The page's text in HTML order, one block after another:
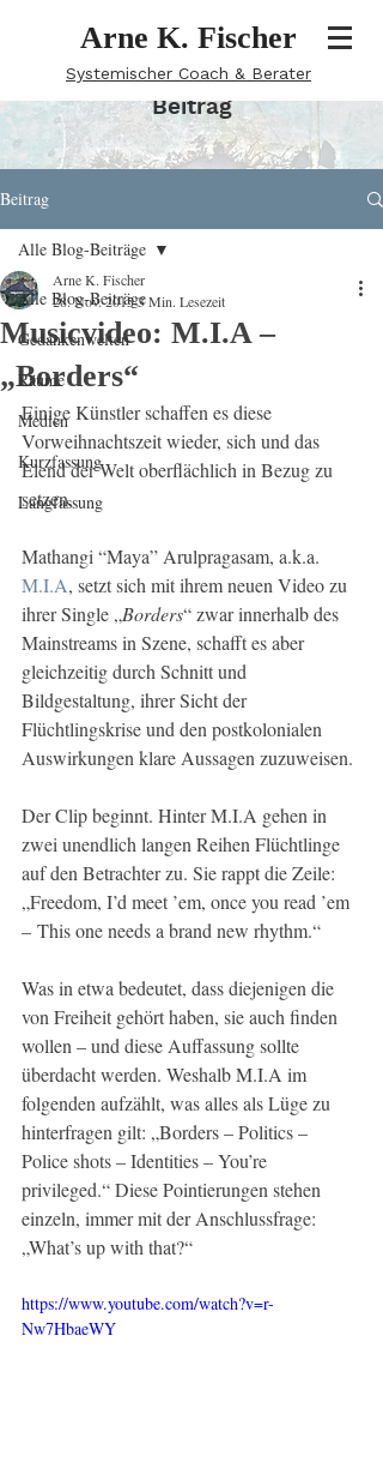
Arne K. Fischer
Systemischer Coach & Berater
Beitrag
Beitrag
Alle Blog-Beiträge
Gedankenwelten
Räume
Medien
Kurzfassung
Langfassung
Alle Blog-Beiträge
Musicvideo: M.I.A –
„Borders“
Arne K. Fischer
28. Nov. 20153 Min. Lesezeit
Einige Künstler schaffen es diese
Vorweihnachtszeit wieder, sich und das
Elend der Welt oberflächlich in Bezug zu
setzen.
Mathangi “Maya” Arulpragasam, a.k.a.
M.I.A, setzt sich mit ihrem neuen Video zu
ihrer Single „Borders“ zwar innerhalb des
Mainstreams in Szene, schafft es aber
gleichzeitig durch Schnitt und
Bildgestaltung, ihrer Sicht der
Flüchtlingskrise und den postkolonialen
Auswirkungen klare Aussagen zuzuweisen.
Der Clip beginnt. Hinter M.I.A gehen in
zwei unendlich langen Reihen Flüchtlinge
auf den Betrachter zu. Sie rappt die Zeile:
„Freedom, I’d meet ’em, once you read ’em
– This one needs a brand new rhythm.“
Was in etwa bedeutet, dass diejenigen die
von Freiheit gehört haben, sie auch finden
wollen – und diese Auffassung sollte
überdacht werden. Weshalb M.I.A im
folgenden aufzählt, was alles als Lüge zu
hinterfragen gilt: „Borders – Politics –
Police shots – Identities – You’re
privileged.“ Diese Pointierungen stehen
einzeln, immer mit der Anschlussfrage:
„What’s up with that?“
https://www.youtube.com/watch?v=r-
Nw7HbaeWY